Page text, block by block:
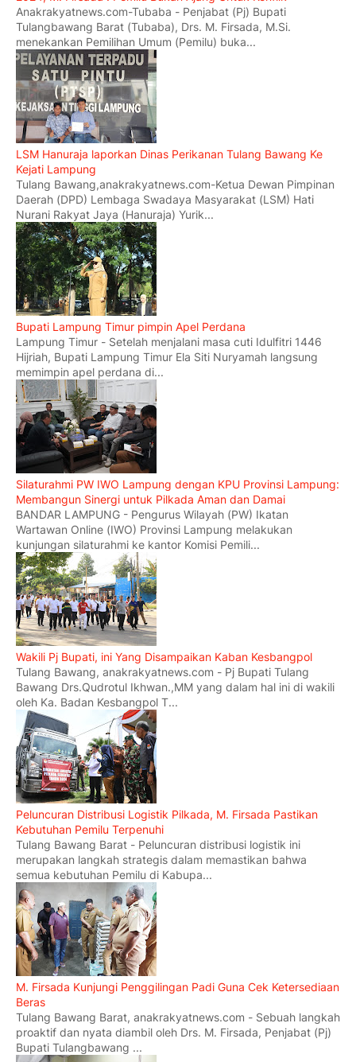
Anakrakyatnews.com-Tubaba - Penjabat (Pj) Bupati
Tulangbawang Barat (Tubaba), Drs. M. Firsada, M.Si.
menekankan Pemilihan Umum (Pemilu) buka...
LSM Hanuraja laporkan Dinas Perikanan Tulang Bawang Ke
Kejati Lampung
Tulang Bawang,anakrakyatnews.com-Ketua Dewan Pimpinan
Daerah (DPD) Lembaga Swadaya Masyarakat (LSM) Hati
Nurani Rakyat Jaya (Hanuraja) Yurik...
Bupati Lampung Timur pimpin Apel Perdana
Lampung Timur - Setelah menjalani masa cuti Idulfitri 1446
Hijriah, Bupati Lampung Timur Ela Siti Nuryamah langsung
memimpin apel perdana di...
Silaturahmi PW IWO Lampung dengan KPU Provinsi Lampung:
Membangun Sinergi untuk Pilkada Aman dan Damai
BANDAR LAMPUNG - Pengurus Wilayah (PW) Ikatan
Wartawan Online (IWO) Provinsi Lampung melakukan
kunjungan silaturahmi ke kantor Komisi Pemili...
Wakili Pj Bupati, ini Yang Disampaikan Kaban Kesbangpol
Tulang Bawang, anakrakyatnews.com - Pj Bupati Tulang
Bawang Drs.Qudrotul Ikhwan.,MM yang dalam hal ini di wakili
oleh Ka. Badan Kesbangpol T...
Peluncuran Distribusi Logistik Pilkada, M. Firsada Pastikan
Kebutuhan Pemilu Terpenuhi
Tulang Bawang Barat - Peluncuran distribusi logistik ini
merupakan langkah strategis dalam memastikan bahwa
semua kebutuhan Pemilu di Kabupa...
M. Firsada Kunjungi Penggilingan Padi Guna Cek Ketersediaan
Beras
Tulang Bawang Barat, anakrakyatnews.com - Sebuah langkah
proaktif dan nyata diambil oleh Drs. M. Firsada, Penjabat (Pj)
Bupati Tulangbawang ...